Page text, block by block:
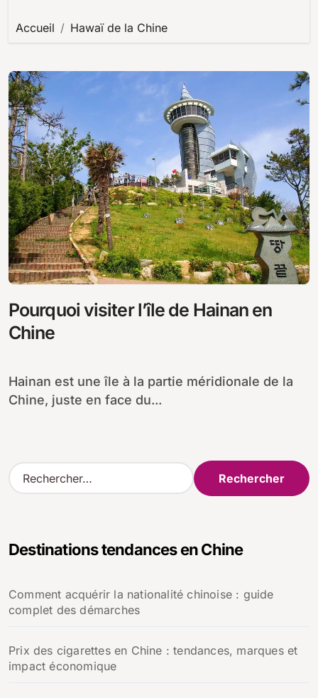
Accueil Hawaï de la Chine
Pourquoi visiter l’île de Hainan en
Chine
Hainan est une île à la partie méridionale de la
Chine, juste en face du...
R
e
r
e
r
Destinations tendances en Chine
Comment acquérir la nationalité chinoise : guide
complet des démarches
Prix des cigarettes en Chine : tendances, marques et
impact économique